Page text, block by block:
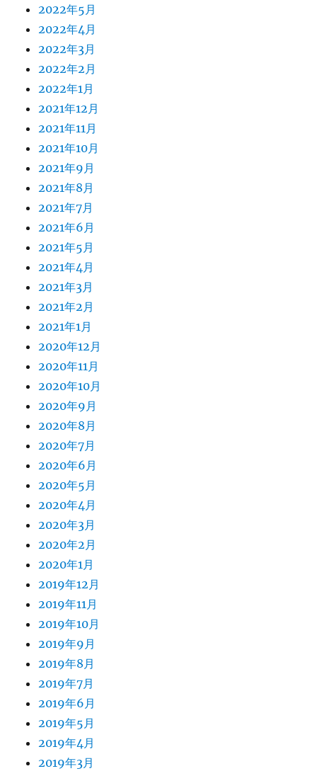
2022年5月
2022年4月
2022年3月
2022年2月
2022年1月
2021年12月
2021年11月
2021年10月
2021年9月
2021年8月
2021年7月
2021年6月
2021年5月
2021年4月
2021年3月
2021年2月
2021年1月
2020年12月
2020年11月
2020年10月
2020年9月
2020年8月
2020年7月
2020年6月
2020年5月
2020年4月
2020年3月
2020年2月
2020年1月
2019年12月
2019年11月
2019年10月
2019年9月
2019年8月
2019年7月
2019年6月
2019年5月
2019年4月
2019年3月